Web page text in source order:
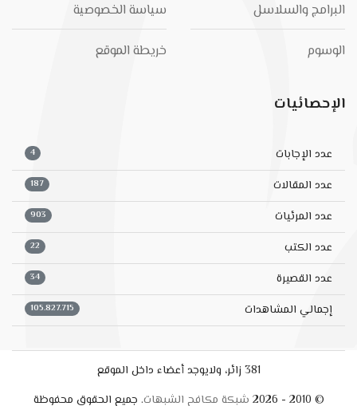
البرامج والسلاسل
الوسوم
سياسة الخصوصية
خريطة الموقع
الإحصائيات
عدد الإجابات 4
عدد المقالات 187
عدد المرئيات 903
عدد الكتب 22
عدد القصيرة 34
إجمالي المشاهدات 105.827.715
381 زائر، ولايوجد أعضاء داخل الموقع
© 2010 - 2026
شبكة مكافح الشبهات. جميع الحقوق محفوظة